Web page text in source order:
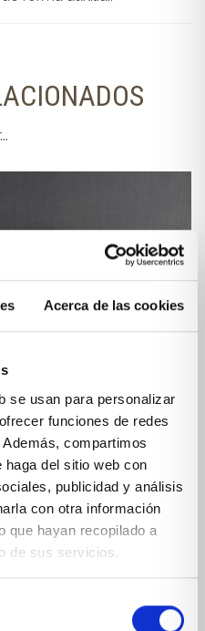
Acerca de las cookies
se usan para personalizar
funciones de redes
compartimos
del sitio web con
publicidad y análisis
con otra información
que hayan recopilado a
de sus servicios.
paredes de pladur